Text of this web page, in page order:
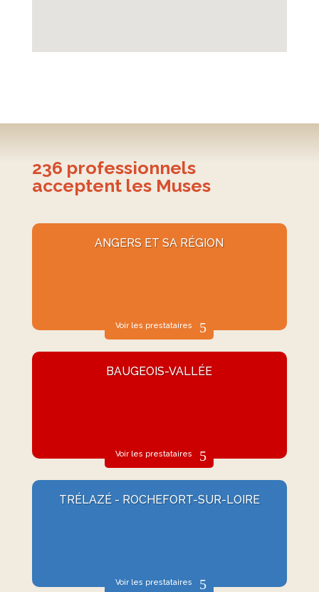
236 professionnels
acceptent les Muses
ANGERS ET SA RÉGION
Voir les prestataires
BAUGEOIS-VALLÉE
Voir les prestataires
TRÉLAZÉ - ROCHEFORT-SUR-LOIRE
Voir les prestataires